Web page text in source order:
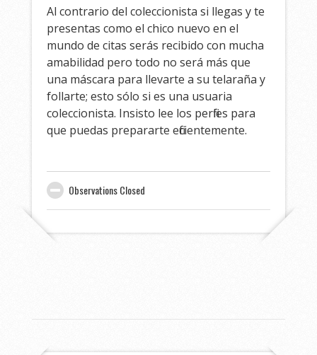
Al contrario del coleccionista si llegas y te
presentas como el chico nuevo en el
mundo de citas serás recibido con mucha
amabilidad pero todo no será más que
una máscara para llevarte a su telaraña y
follarte; esto sólo si es una usuaria
coleccionista. Insisto lee los perfiles para
que puedas prepararte eficientemente.
Observations Closed